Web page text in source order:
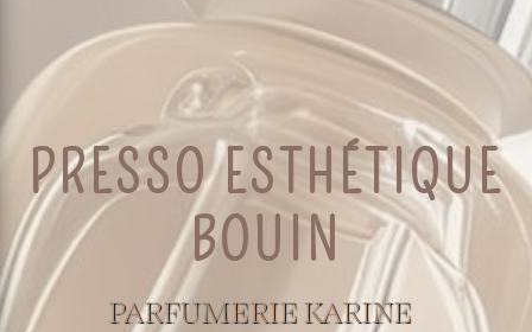
PRESSO ESTHÉTIQUE
BOUIN
PARFUMERIE KARINE